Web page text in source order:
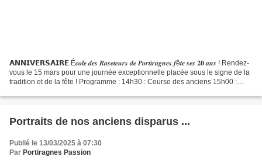
𝗔𝗡𝗡𝗜𝗩𝗘𝗥𝗦𝗔𝗜𝗥𝗘 É𝒄𝒐𝒍𝒆 𝒅𝒆𝒔 𝑹𝒂𝒔𝒆𝒕𝒆𝒖𝒓𝒔 𝒅𝒆 𝑷𝒐𝒓𝒕𝒊𝒓𝒂𝒈𝒏𝒆𝒔 𝒇ê𝒕𝒆 𝒔𝒆𝒔 𝟐𝟎 𝒂𝒏𝒔 ! Rendez-
vous le 15 mars pour une journée exceptionnelle placée sous le signe de la
tradition et de la fête ! Programme : 14h30 : Course des anciens 15h00 :
Portraits de nos anciens disparus ...
Publié le 13/03/2025 à 07:30
Par Portiragnes Passion